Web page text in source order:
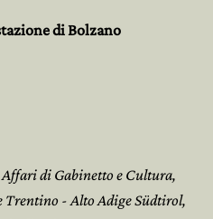
di Bolzano
di Gabinetto e Cultura,
Trentino - Alto Adige Südtirol,